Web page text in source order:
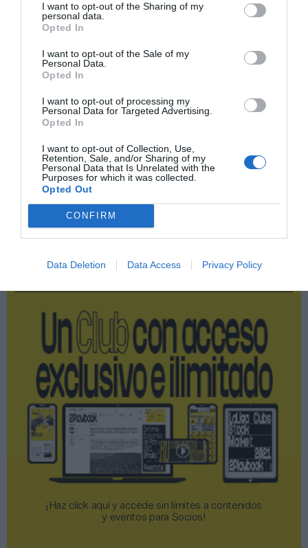
I want to opt-out of the Sharing of my
personal data.
Opted In
I want to opt-out of the Sale of my
Personal Data.
Opted In
I want to opt-out of processing my
Personal Data for Targeted Advertising.
Opted In
I want to opt-out of Collection, Use,
Retention, Sale, and/or Sharing of my
Personal Data that Is Unrelated with the
Purposes for which it was collected.
Opted Out
CONFIRM
Data Deletion Data Access Privacy Policy
Índex
Euroliga
Mantente informado con las últimas noticias de actualidad.
Compartir
Imprimir
¡Haz click aquí y accede sin límites a contenidos
y eventos para Socios!​​​​​​​